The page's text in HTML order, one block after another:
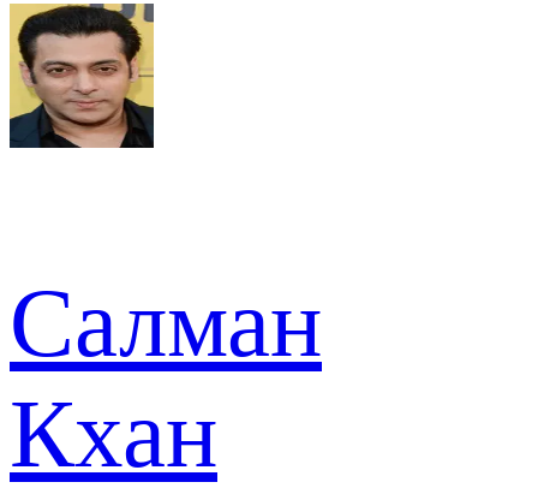
Салман
Кхан